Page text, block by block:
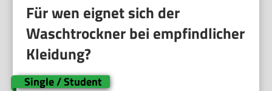
Für wen eignet sich der
Waschtrockner bei empfindlicher
Kleidung?
Single / Student